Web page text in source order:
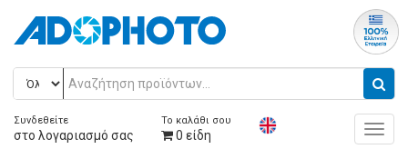
Συνδεθείτε
στο λογαριασμό σας
Το καλάθι σου
0 είδη